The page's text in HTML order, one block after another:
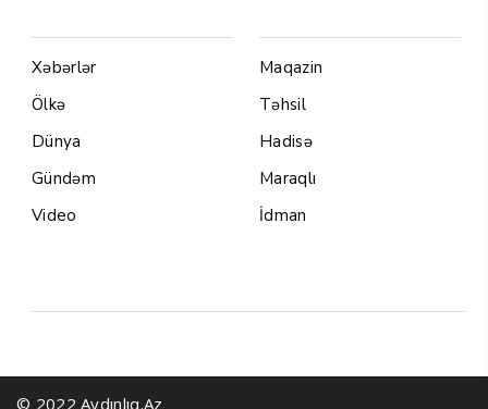
Xəbərlər
Ölkə
Dünya
Gündəm
Video
Maqazin
Təhsil
Hadisə
Maraqlı
İdman
© 2022 Aydınlıq.Az